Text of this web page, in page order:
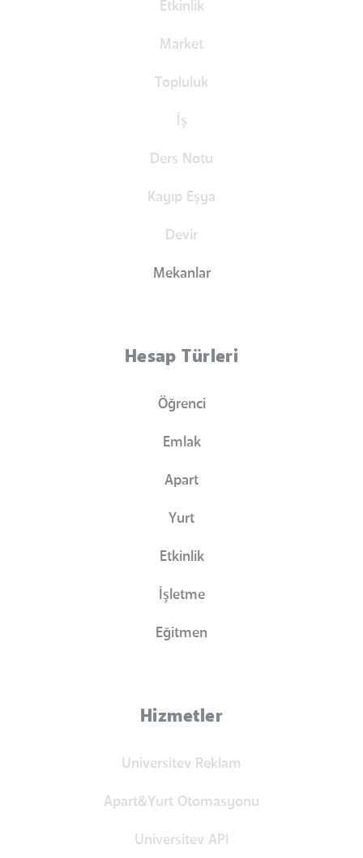
Etkinlik
Market
Topluluk
İş
Ders Notu
Kayıp Eşya
Devir
Mekanlar
Hesap Türleri
Öğrenci
Emlak
Apart
Yurt
Etkinlik
İşletme
Eğitmen
Hizmetler
Universitev Reklam
Apart&Yurt Otomasyonu
Universitev API